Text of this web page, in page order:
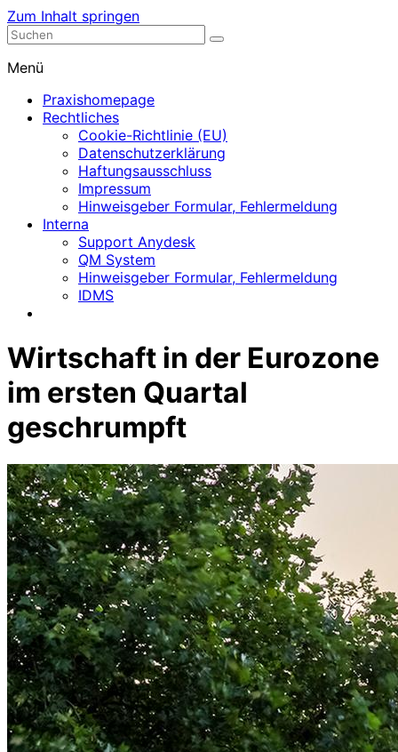
Zum Inhalt springen
Nephrologische Praxis mit Dialyse
Menü
Praxishomepage
Rechtliches
Cookie-Richtlinie (EU)
Datenschutzerklärung
Haftungsausschluss
Impressum
Hinweisgeber Formular, Fehlermeldung
Interna
Support Anydesk
QM System
Hinweisgeber Formular, Fehlermeldung
IDMS
Wirtschaft in der Eurozone
im ersten Quartal
geschrumpft